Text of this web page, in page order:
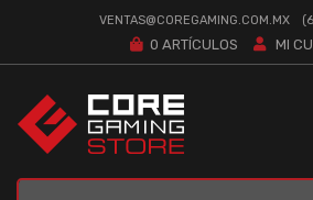
VENTAS@COREGAMING.COM.MX
0 ARTÍCULOS MI